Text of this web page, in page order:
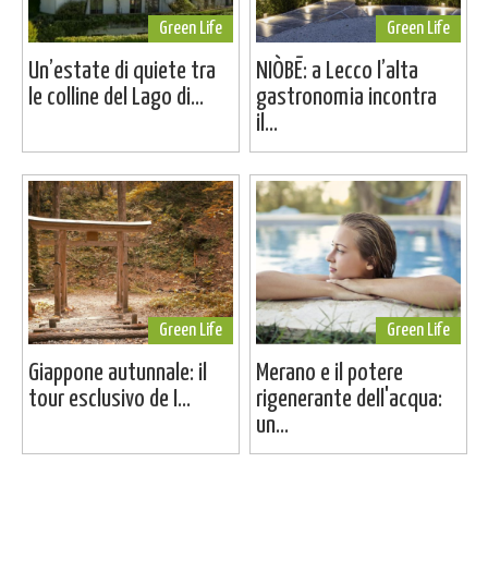
Green Life
Un’estate di quiete tra
le colline del Lago di...
Green Life
NIÒBĒ: a Lecco l’alta
gastronomia incontra
il...
Green Life
Giappone autunnale: il
tour esclusivo de I...
Green Life
Merano e il potere
rigenerante dell'acqua:
un...